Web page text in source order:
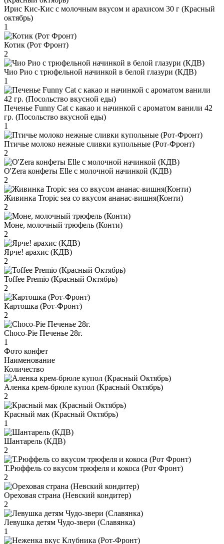
Ирис Кис-Кис с молочным вкусом и арахисом 30 г (Красный
октябрь)
1
Котик (Рот Фронт)
2
Чио Рио с трюфельной начинкой в белой глазури (КДВ)
1
Печенье Funny Сat с какао и начинкой с ароматом ванили 42
гр. (Посольство вкусной еды)
1
Птичье молоко нежные сливки купольные (Рот-Фронт)
2
O'Zera конфеты Elle с молочной начинкой (КДВ)
2
Живинка Tropic sea со вкусом ананас-вишня(Конти)
2
Моне, молочный трюфель (Конти)
2
Ярче! арахис (КДВ)
2
Toffee Premio (Красный Октябрь)
2
Картошка (Рот-Фронт)
2
Choco-Pie Печенье 28г.
1
Фото конфет
Наименование
Количество
Аленка крем-брюле купол (Красный Октябрь)
2
Красный мак (Красный Октябрь)
1
Шантарель (КДВ)
2
Т.Рюффель со вкусом трюфеля и кокоса (Рот Фронт)
2
Ореховая страна (Невский кондитер)
2
Левушка детям Чудо-звери (Славянка)
1